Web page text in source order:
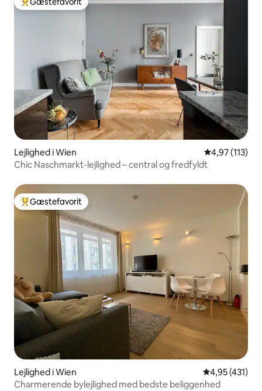
Bedste gæstefavorit
Lejlighed i Wien 4,97 ud af 5 i
4,97 (113)
Chic Naschmarkt-lejlighed – central og fredfyldt
Bedste gæstefavorit
Gæstefavorit
Lejlighed i Wien 4,95 ud af 5 i
4,95 (431)
Charmerende bylejlighed med bedste beliggenhed